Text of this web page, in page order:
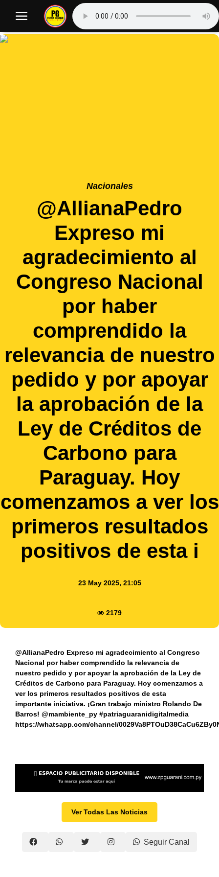
Nacionales
@AllianaPedro
Expreso mi
agradecimiento al
Congreso Nacional
por haber
comprendido la
relevancia de nuestro
pedido y por apoyar
la aprobación de la
Ley de Créditos de
Carbono para
Paraguay. Hoy
comenzamos a ver los
primeros resultados
positivos de esta i
23 May 2025, 21:05
2179
@AllianaPedro Expreso mi agradecimiento al Congreso
Nacional por haber comprendido la relevancia de
nuestro pedido y por apoyar la aprobación de la Ley de
Créditos de Carbono para Paraguay. Hoy comenzamos a
ver los primeros resultados positivos de esta
importante iniciativa. ¡Gran trabajo ministro Rolando De
Barros! @mambiente_py #patriaguaranidigitalmedia
https://whatsapp.com/channel/
Ver Todas Las Noticias
Seguir Canal